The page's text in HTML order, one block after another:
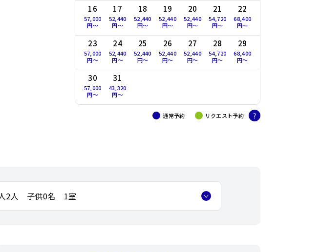
16
57,000
円〜
17
52,440
円〜
18
52,440
円〜
19
52,440
円〜
20
52,440
円〜
21
54,720
円〜
22
68,400
円〜
23
57,000
円〜
24
52,440
円〜
25
52,440
円〜
26
52,440
円〜
27
52,440
円〜
28
54,720
円〜
29
68,400
円〜
30
57,000
円〜
31
43,320
円〜
通常予約 リクエスト予約
2人 子供0名 1室